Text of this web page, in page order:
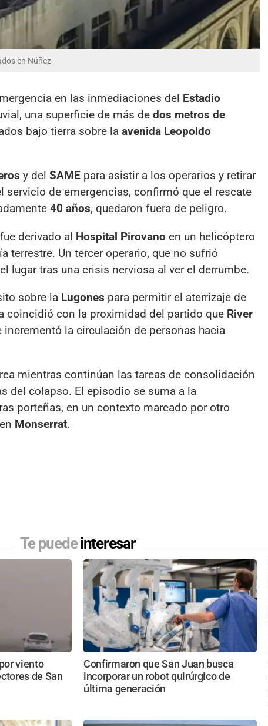
en Núñez
en las inmediaciones del Estadio
una superficie de más de dos metros de
bajo tierra sobre la avenida Leopoldo
y del SAME para asistir a los operarios y retirar
servicio de emergencias, confirmó que el rescate
40 años, quedaron fuera de peligro.
derivado al Hospital Pirovano en un helicóptero
terrestre. Un tercer operario, que no sufrió
tras una crisis nerviosa al ver el derrumbe.
sobre la Lugones para permitir el aterrizaje de
coincidió con la proximidad del partido que River
incrementó la circulación de personas hacia
mientras continúan las tareas de consolidación
del colapso. El episodio se suma a la
porteñas, en un contexto marcado por otro
en Monserrat.
Te puedeinteresar
viento
de San
Confirmaron que San Juan busca
incorporar un robot quirúrgico de
última generación